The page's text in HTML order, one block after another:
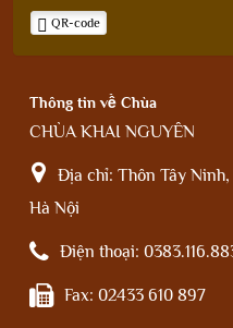
QR-code
Thông tin về Chùa
CHÙA KHAI NGUYÊN
Địa chỉ: Thôn Tây
Hà Nội
Điện thoại:
Fax: 02433 610 897